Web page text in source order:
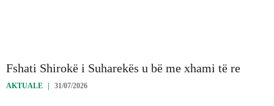
AKTUALE 31/07/2026
Fshati Shirokë i Suharekës u bë me xhami të re